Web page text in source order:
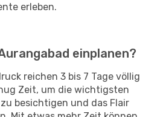
erleben.
einplanen?
reichen 3 bis 7 Tage völlig
Zeit, um die wichtigsten
besichtigen und das Flair